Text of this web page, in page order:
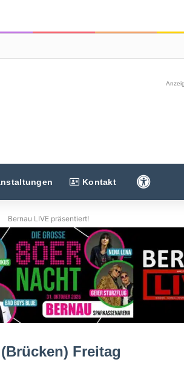
Kontakt
Bernau LIVE präsentiert!
Freitag